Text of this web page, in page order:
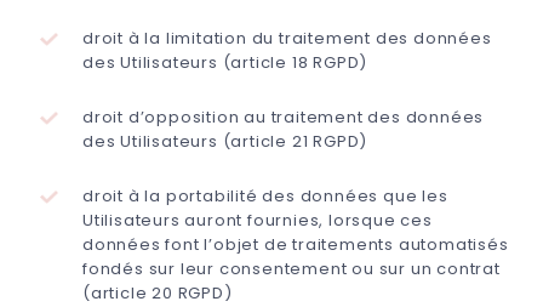
droit à la limitation du traitement des données
des Utilisateurs (article 18 RGPD)
droit d’opposition au traitement des données
des Utilisateurs (article 21 RGPD)
droit à la portabilité des données que les
Utilisateurs auront fournies, lorsque ces
données font l’objet de traitements automatisés
fondés sur leur consentement ou sur un contrat
(article 20 RGPD)